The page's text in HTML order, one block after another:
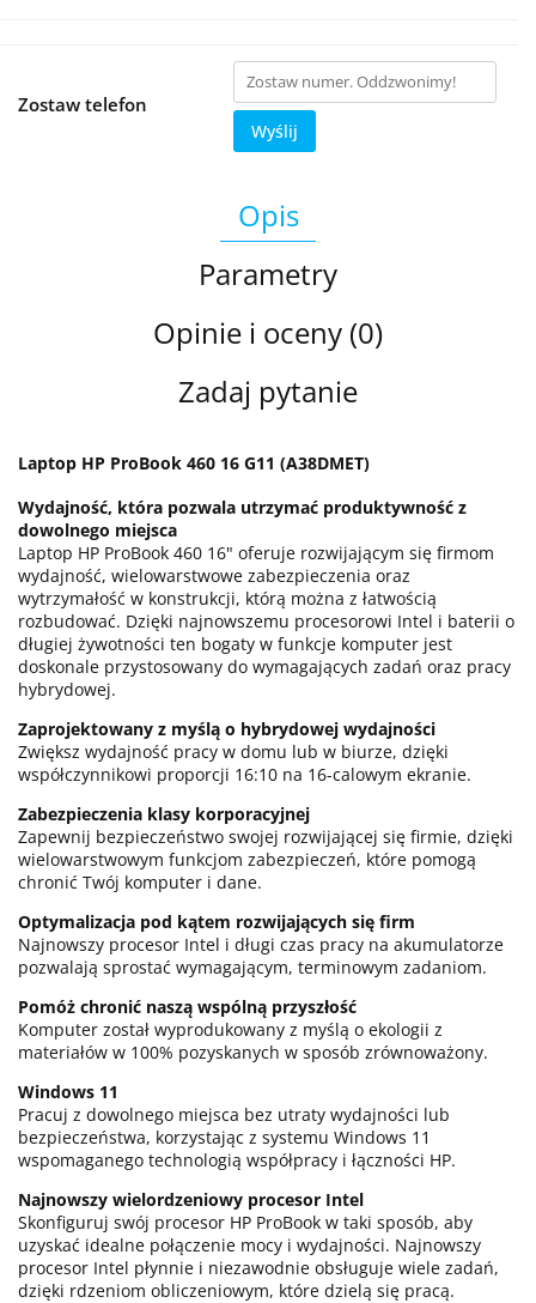
Zostaw telefon
Wyślij
Opis
Parametry
Opinie i oceny (0)
Zadaj pytanie
Laptop HP ProBook 460 16 G11 (A38DMET)
Wydajność, która pozwala utrzymać produktywność z
dowolnego miejsca
Laptop HP ProBook 460 16" oferuje rozwijającym się firmom
wydajność, wielowarstwowe zabezpieczenia oraz
wytrzymałość w konstrukcji, którą można z łatwością
rozbudować. Dzięki najnowszemu procesorowi Intel i baterii o
długiej żywotności ten bogaty w funkcje komputer jest
doskonale przystosowany do wymagających zadań oraz pracy
hybrydowej.
Zaprojektowany z myślą o hybrydowej wydajności
Zwiększ wydajność pracy w domu lub w biurze, dzięki
współczynnikowi proporcji 16:10 na 16-calowym ekranie.
Zabezpieczenia klasy korporacyjnej
Zapewnij bezpieczeństwo swojej rozwijającej się firmie, dzięki
wielowarstwowym funkcjom zabezpieczeń, które pomogą
chronić Twój komputer i dane.
Optymalizacja pod kątem rozwijających się firm
Najnowszy procesor Intel i długi czas pracy na akumulatorze
pozwalają sprostać wymagającym, terminowym zadaniom.
Pomóż chronić naszą wspólną przyszłość
Komputer został wyprodukowany z myślą o ekologii z
materiałów w 100% pozyskanych w sposób zrównoważony.
Windows 11
Pracuj z dowolnego miejsca bez utraty wydajności lub
bezpieczeństwa, korzystając z systemu Windows 11
wspomaganego technologią współpracy i łączności HP.
Najnowszy wielordzeniowy procesor Intel
Skonfiguruj swój procesor HP ProBook w taki sposób, aby
uzyskać idealne połączenie mocy i wydajności. Najnowszy
procesor Intel płynnie i niezawodnie obsługuje wiele zadań,
dzięki rdzeniom obliczeniowym, które dzielą się pracą.